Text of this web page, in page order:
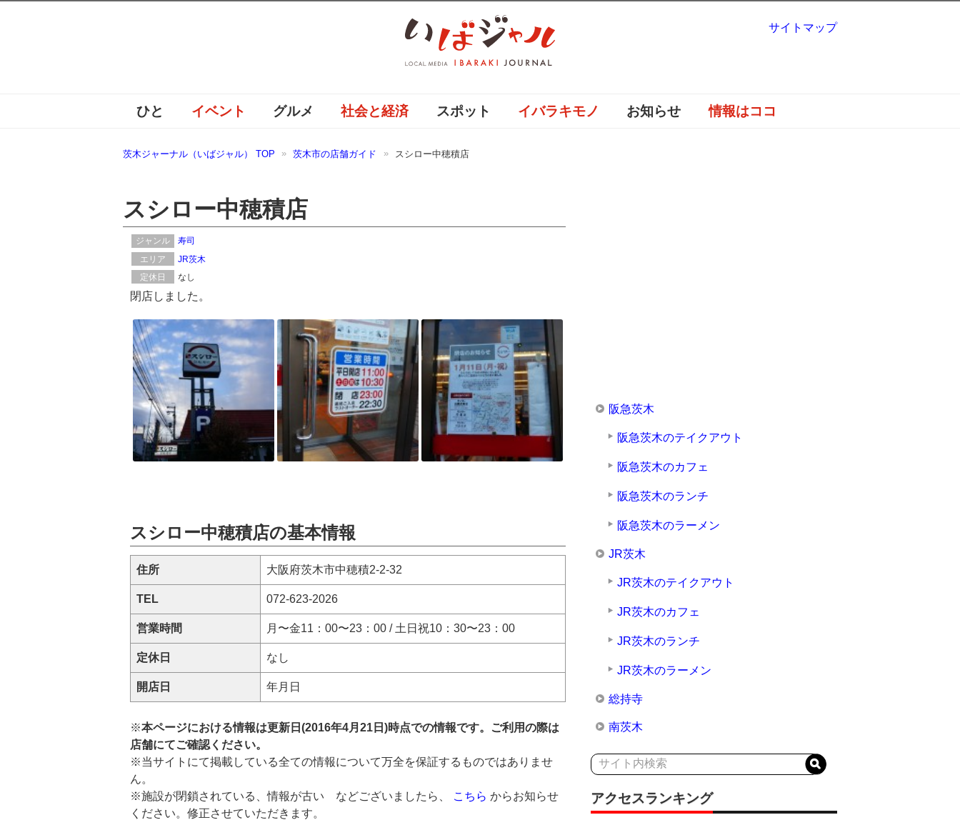
ひと イベント グルメ 社会と経済 スポット イバラキモノ お知らせ 情報はココ
茨木ジャーナル（いばジャル） TOP 茨木市の店舗ガイド スシロー中穂積店
スシロー中穂積店
ジャンル
寿司
エリア
JR茨木
定休日
なし
閉店しました。
スシロー中穂積店の基本情報
住所 大阪府茨木市中穂積2-2-32
TEL 072-623-2026
営業時間 月〜金11：00〜23：00 / 土日祝10：30〜23：00
定休日 なし
開店日 年月日
※本ページにおける情報は更新日(2016年4月21日)時点での情報です。ご利用の際は
店舗にてご確認ください。
※当サイトにて掲載している全ての情報について万全を保証するものではありませ
ん。
※施設が閉鎖されている、情報が古い などございましたら、
こちら からお知らせ
ください。修正させていただきます。
阪急茨木
阪急茨木のテイクアウト
阪急茨木のカフェ
阪急茨木のランチ
阪急茨木のラーメン
JR茨木
JR茨木のテイクアウト
JR茨木のカフェ
JR茨木のランチ
JR茨木のラーメン
総持寺
南茨木
アクセスランキング
サイトマップ